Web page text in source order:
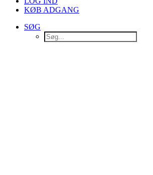
KØB ADGANG
SØG